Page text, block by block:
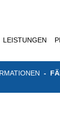
LEISTUNGEN